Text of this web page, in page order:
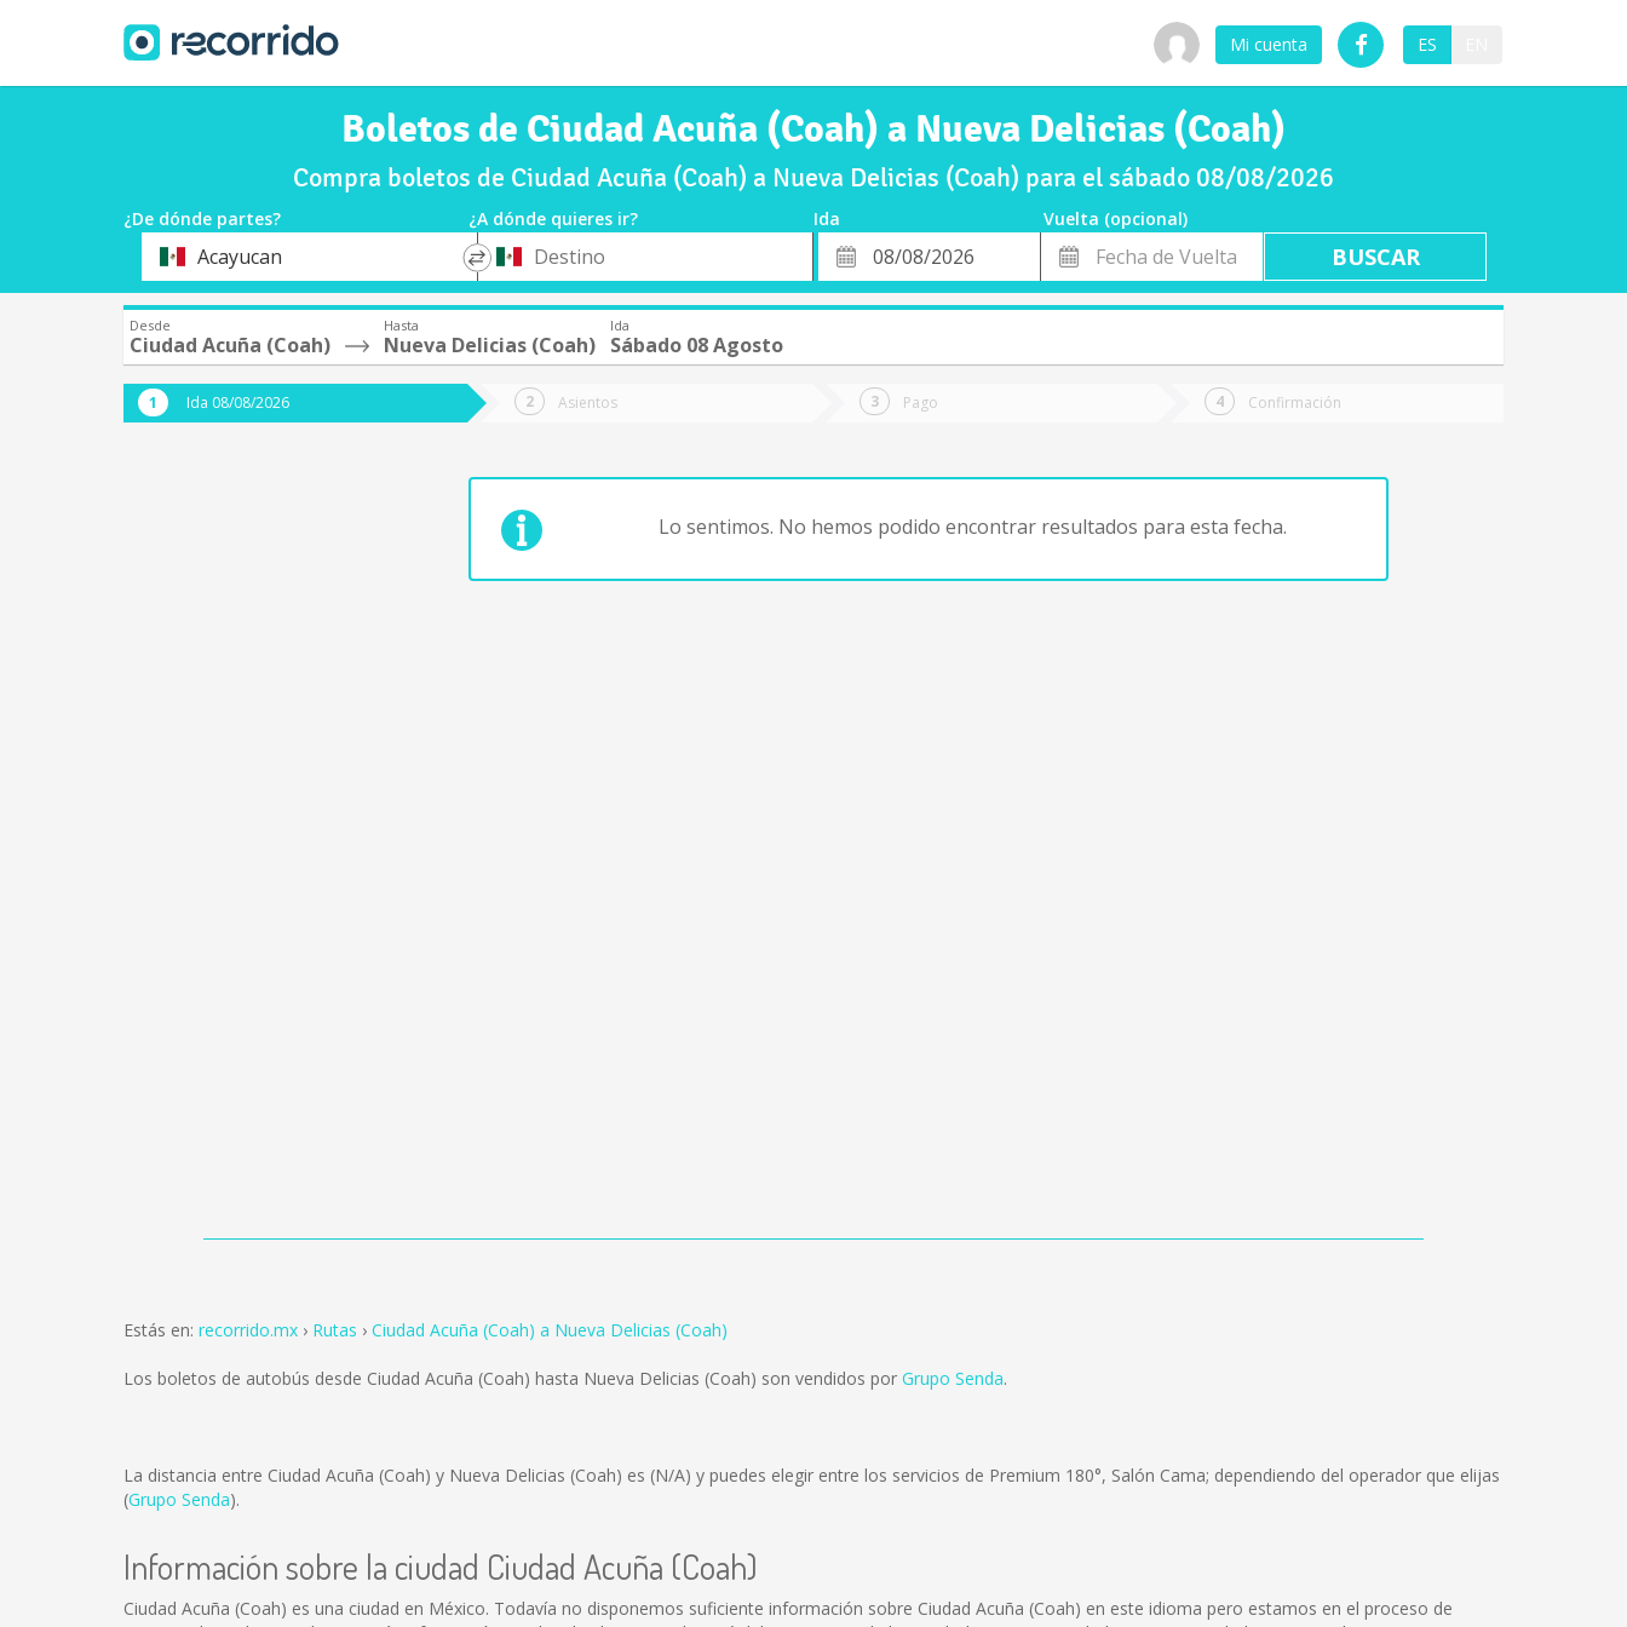
Mi cuenta ES
Boletos de Ciudad Acuña (Coah) a Nueva Delicias (Coah)
Compra boletos de Ciudad Acuña (Coah) a Nueva Delicias (Coah) para el sábado 08/08/2026
¿De dónde partes? ¿A dónde quieres ir? Ida
Vuelta (opcional)
OrigenAcayucan
*
Destino
Fecha
de
Fecha
de
Vuelta
Desde
Ciudad Acuña (Coah)
Hasta
Nueva Delicias (Coah)
Ida
Sábado 08 Agosto
Ida 08/08/2026 Asientos Pago Confirmación
Lo sentimos. No hemos podido encontrar resultados para esta fecha.
Estás en: recorrido.mx Rutas Ciudad Acuña (Coah) a Nueva Delicias (Coah)
Los boletos de autobús desde Ciudad Acuña (Coah) hasta Nueva Delicias (Coah) son vendidos por Grupo Senda.
La distancia entre Ciudad Acuña (Coah) y Nueva Delicias (Coah) es (N/A) y puedes elegir entre los servicios de Premium 180°, Salón Cama; dependiendo del operador que elijas
(Grupo Senda).
Información sobre la ciudad Ciudad Acuña (Coah)
Ciudad Acuña (Coah) es una ciudad en México. Todavía no disponemos suficiente información sobre Ciudad Acuña (Coah) en este idioma pero estamos en el proceso de